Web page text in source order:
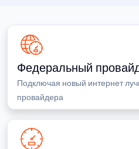
Федеральный
Подключая новый интернет
провайдера